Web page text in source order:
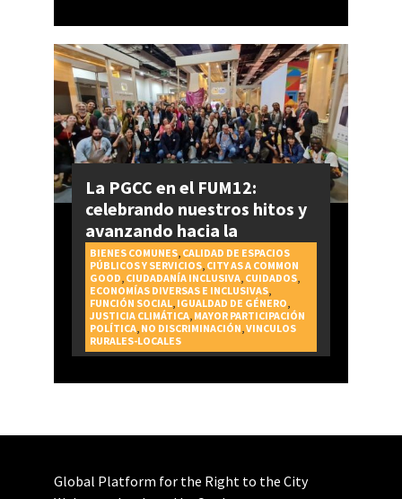
La PGCC en el FUM12:
celebrando nuestros hitos y
avanzando hacia la
realización del Derecho a la
Ciudad
BIENES COMUNES, CALIDAD DE ESPACIOS
PÚBLICOS Y SERVICIOS, CITY AS A COMMON
GOOD, CIUDADANÍA INCLUSIVA, CUIDADOS,
ECONOMÍAS DIVERSAS E INCLUSIVAS,
FUNCIÓN SOCIAL, IGUALDAD DE GÉNERO,
JUSTICIA CLIMÁTICA, MAYOR PARTICIPACIÓN
POLÍTICA, NO DISCRIMINACIÓN,VINCULOS
RURALES-LOCALES
Global Platform for the Right to the City